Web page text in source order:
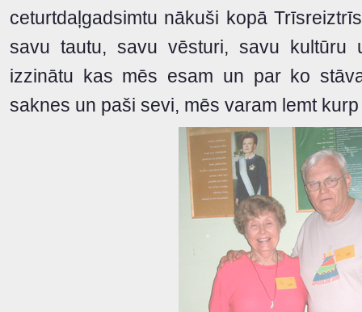
ceturtdaļgadsimtu nākuši kopā
savu tautu, savu vēsturi, savu kultūru
izzinātu kas mēs esam un par ko
saknes un paši sevi, mēs varam lemt